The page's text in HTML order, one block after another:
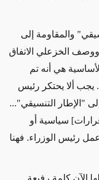
والمقاومة إلى
ووصف الخزعلي الاتفاق
هي أنه تم
يجب ألا يحتكر رئيس
"الإطار التنسيقي"...
سياسية أو
رئيس الوزراء. فهنا
الآن كلمة رفيعة